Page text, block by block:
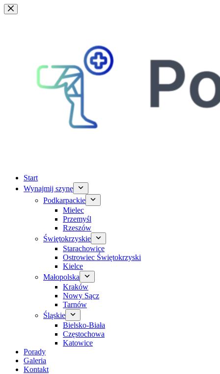
Przejdź
do
Start
Wynajmij szynę
Podkarpackie
Mielec
Przemyśl
Rzeszów
Świętokrzyskie
Starachowice
Ostrowiec Świętokrzyski
Kielce
Małopolska
Kraków
Nowy Sącz
Tarnów
Śląskie
Bielsko-Biała
Częstochowa
Katowice
Porady
Galeria
Kontakt